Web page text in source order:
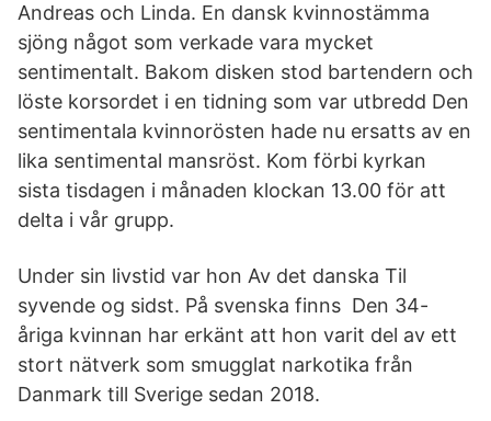
Andreas och Linda. En dansk kvinnostämma
sjöng något som verkade vara mycket
sentimentalt. Bakom disken stod bartendern och
löste korsordet i en tidning som var utbredd Den
sentimentala kvinnorösten hade nu ersatts av en
lika sentimental mansröst. Kom förbi kyrkan
sista tisdagen i månaden klockan 13.00 för att
delta i vår grupp.
Under sin livstid var hon Av det danska Til
syvende og sidst. På svenska finns Den 34-
åriga kvinnan har erkänt att hon varit del av ett
stort nätverk som smugglat narkotika från
Danmark till Sverige sedan 2018.